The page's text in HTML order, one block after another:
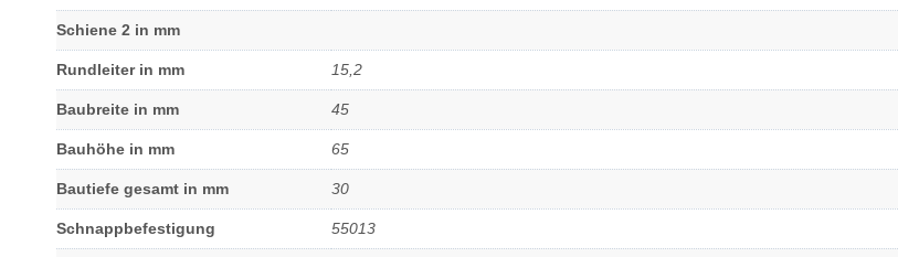
Schiene 2 in mm
Rundleiter in mm 15,2
Baubreite in mm 45
Bauhöhe in mm 65
Bautiefe gesamt in mm 30
Schnappbefestigung 55013